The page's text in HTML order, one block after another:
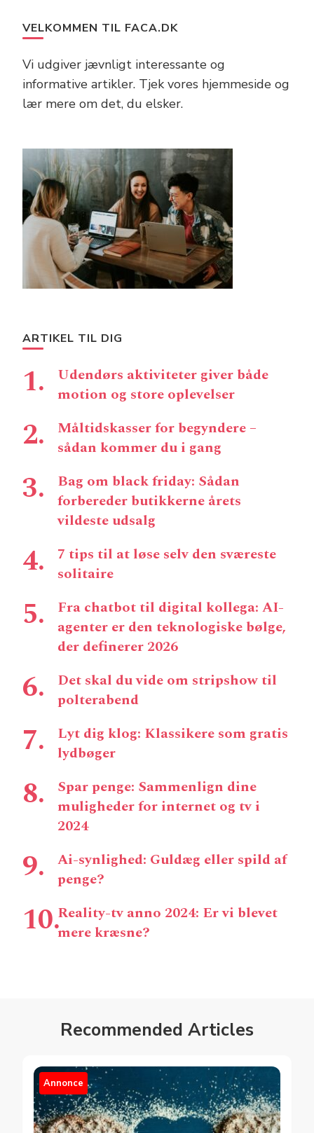
VELKOMMEN TIL FACA.DK
Vi udgiver jævnligt interessante og
informative artikler. Tjek vores hjemmeside og
lær mere om det, du elsker.
ARTIKEL TIL DIG
Udendørs aktiviteter giver både
motion og store oplevelser
Måltidskasser for begyndere –
sådan kommer du i gang
Bag om black friday: Sådan
forbereder butikkerne årets
vildeste udsalg
7 tips til at løse selv den sværeste
solitaire
Fra chatbot til digital kollega: AI-
agenter er den teknologiske bølge,
der definerer 2026
Det skal du vide om stripshow til
polterabend
Lyt dig klog: Klassikere som gratis
lydbøger
Spar penge: Sammenlign dine
muligheder for internet og tv i
2024
Ai-synlighed: Guldæg eller spild af
penge?
Reality-tv anno 2024: Er vi blevet
mere kræsne?
Recommended Articles
Annonce